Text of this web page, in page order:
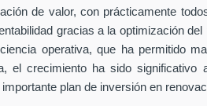
de valor, con prácticamente
gracias a la optimización
operativa, que ha permitido
el crecimiento ha sido
plan de inversión en